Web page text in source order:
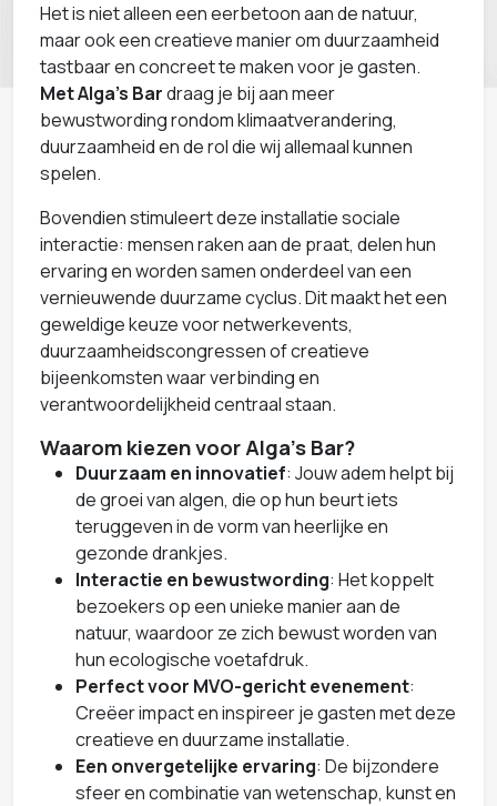
Het is niet alleen een eerbetoon aan de natuur,
maar ook een creatieve manier om duurzaamheid
tastbaar en concreet te maken voor je gasten.
Met Alga’s Bardraag je bij aan meer
bewustwording rondom klimaatverandering,
duurzaamheid en de rol die wij allemaal kunnen
spelen.
Bovendien stimuleert deze installatie sociale
interactie: mensen raken aan de praat, delen hun
ervaring en worden samen onderdeel van een
vernieuwende duurzame cyclus. Dit maakt het een
geweldige keuze voor netwerkevents,
duurzaamheidscongressen of creatieve
bijeenkomsten waar verbinding en
verantwoordelijkheid centraal staan.
Waarom kiezen voor Alga's Bar?
Duurzaam en innovatief: Jouw adem helpt bij
de groei van algen, die op hun beurt iets
teruggeven in de vorm van heerlijke en
gezonde drankjes.
Interactie en bewustwording: Het koppelt
bezoekers op een unieke manier aan de
natuur, waardoor ze zich bewust worden van
hun ecologische voetafdruk.
Perfect voor MVO-gericht evenement:
Creëer impact en inspireer je gasten met deze
creatieve en duurzame installatie.
Een onvergetelijke ervaring: De bijzondere
sfeer en combinatie van wetenschap, kunst en